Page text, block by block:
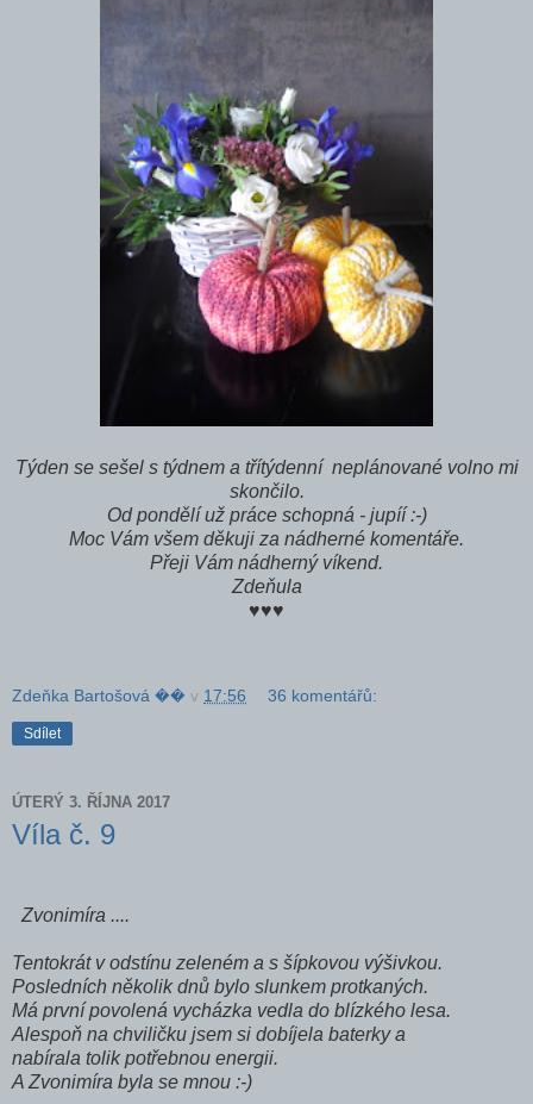
Týden se sešel s týdnem a třítýdenní neplánované volno mi
skončilo.
Od pondělí už práce schopná - jupíí :-)
Moc Vám všem děkuji za nádherné komentáře.
Přeji Vám nádherný víkend.
Zdeňula
♥♥♥
Zdeňka Bartošová �� v 17:56 36 komentářů:
Sdílet
ÚTERÝ 3. ŘÍJNA 2017
Víla č. 9
Zvonimíra ....
Tentokrát v odstínu zeleném a s šípkovou výšivkou.
Posledních několik dnů bylo slunkem protkaných.
Má první povolená vycházka vedla do blízkého lesa.
Alespoň na chviličku jsem si dobíjela baterky a
nabírala tolik potřebnou energii.
A Zvonimíra byla se mnou :-)